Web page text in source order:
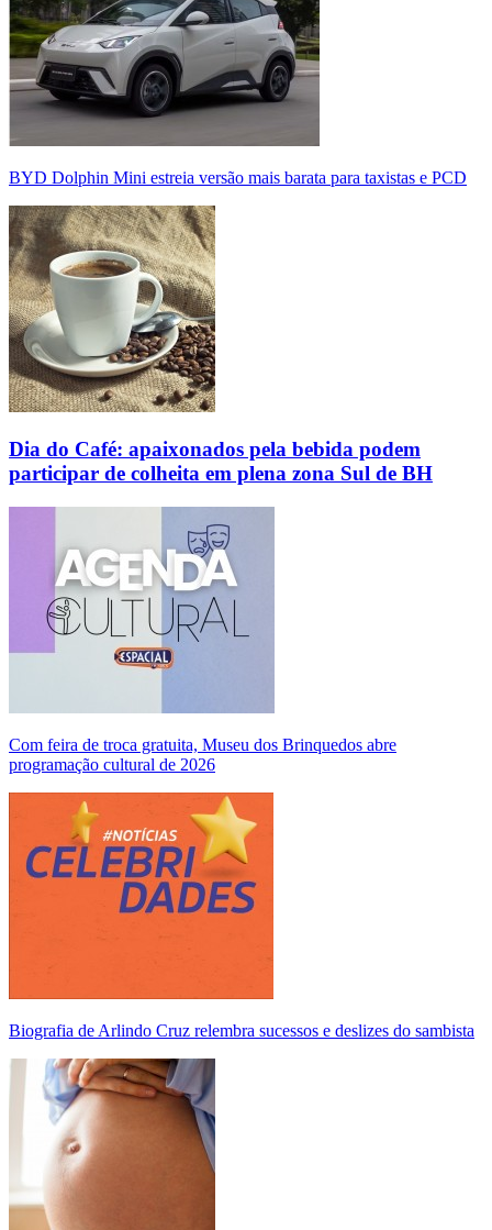
BYD Dolphin Mini estreia versão mais barata para taxistas e PCD
Dia do Café: apaixonados pela bebida podem
participar de colheita em plena zona Sul de BH
Com feira de troca gratuita, Museu dos Brinquedos abre
programação cultural de 2026
Biografia de Arlindo Cruz relembra sucessos e deslizes do sambista